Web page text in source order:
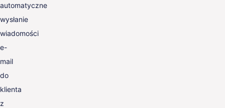
automatyczne
wysłanie
wiadomości
e-
mail
do
klienta
z